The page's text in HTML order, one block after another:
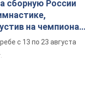
сборную России
на чемпионат
спортсменов
с 13 по 23 августа